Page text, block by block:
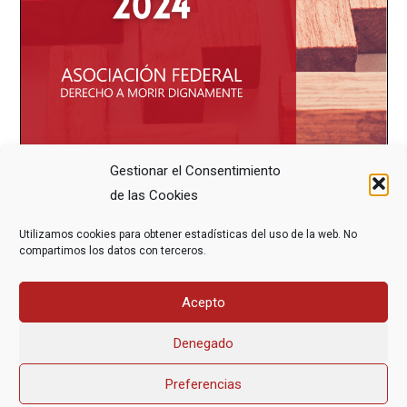
Gestionar el Consentimiento
de las Cookies
Utilizamos cookies para obtener estadísticas del uso de la web. No
compartimos los datos con terceros.
Acepto
Denegado
Preferencias